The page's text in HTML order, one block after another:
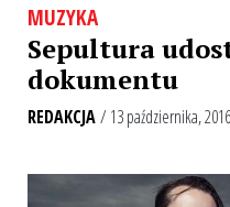
MUZYKA
Sepultura
dokumentu
REDAKCJA/ 13 października, 2016